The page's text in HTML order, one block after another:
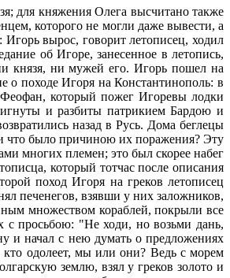
для княжения Олега высчитано также
которого не могли даже вывести, а
вырос, говорит летописец, ходил
об Игоре, занесенное в летопись,
князя, ни мужей его. Игорь пошел на
о походе Игоря на Константинополь: в
который пожег Игоревы лодки
и разбиты патрикием Бардою и
назад в Русь. Дома беглецы
что было причиною их поражения? Эту
многих племен; это был скорее набег
который тотчас после описания
поход Игоря на греков летописец
печенегов, взявши у них заложников,
множеством кораблей, покрыли все
с просьбою: "Не ходи, но возьми дань,
и начал с нею думать о предложениях
кто одолеет, мы или они? Ведь с морем
землю, взял у греков золото и